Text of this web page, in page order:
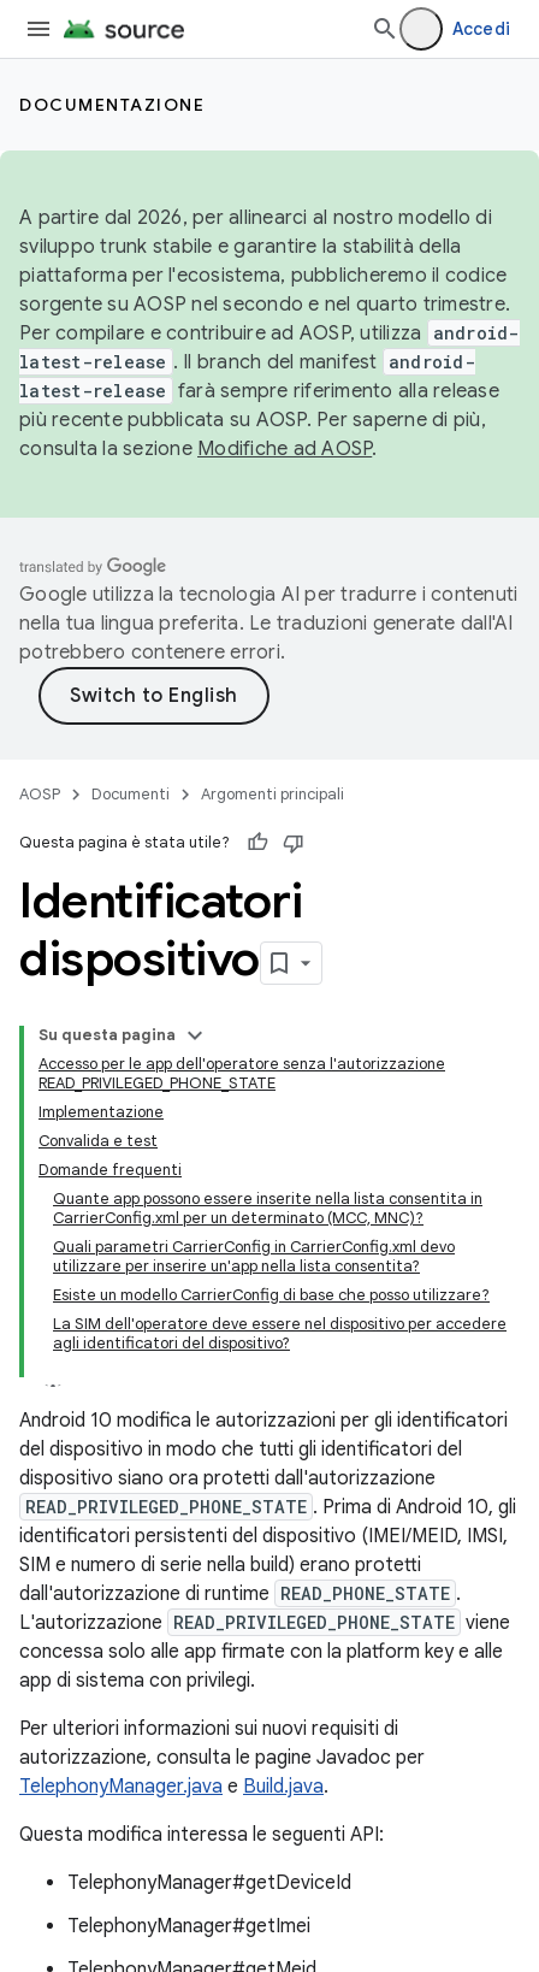
Accedi
DOCUMENTAZIONE
A partire dal 2026, per allinearci al nostro modello di
sviluppo trunk stabile e garantire la stabilità della
piattaforma per l'ecosistema, pubblicheremo il codice
sorgente su AOSP nel secondo e nel quarto trimestre.
Per compilare e contribuire ad AOSP, utilizza
android-
latest-release . Il branch del manifest android-
latest-release farà sempre riferimento alla release
più recente pubblicata su AOSP. Per saperne di più,
consulta la sezione Modifiche ad AOSP.
Google utilizza la tecnologia AI per tradurre i contenuti
nella tua lingua preferita. Le traduzioni generate dall'AI
potrebbero contenere errori.
AOSP Documenti Argomenti principali
Questa pagina è stata utile?
Identificatori
dispositivo
Su questa pagina
Accesso per le app dell'operatore senza l'autorizzazione
READ_PRIVILEGED_PHONE_STATE
Implementazione
Convalida e test
Domande frequenti
Quante app possono essere inserite nella lista consentita in
CarrierConfig.xml per un determinato (MCC, MNC)?
Quali parametri CarrierConfig in CarrierConfig.xml devo
utilizzare per inserire un'app nella lista consentita?
Esiste un modello CarrierConfig di base che posso utilizzare?
La SIM dell'operatore deve essere nel dispositivo per accedere
agli identificatori del dispositivo?
Android 10 modifica le autorizzazioni per gli identificatori
del dispositivo in modo che tutti gli identificatori del
dispositivo siano ora protetti dall'autorizzazione
READ_PRIVILEGED_PHONE_STATE . Prima di Android 10, gli
identificatori persistenti del dispositivo (IMEI/MEID, IMSI,
SIM e numero di serie nella build) erano protetti
dall'autorizzazione di runtime READ_PHONE_STATE .
L'autorizzazione READ_PRIVILEGED_PHONE_STATE viene
concessa solo alle app firmate con la platform key e alle
app di sistema con privilegi.
Per ulteriori informazioni sui nuovi requisiti di
autorizzazione, consulta le pagine Javadoc per
TelephonyManager.java e Build.java.
Questa modifica interessa le seguenti API:
TelephonyManager#getDeviceId
TelephonyManager#getImei